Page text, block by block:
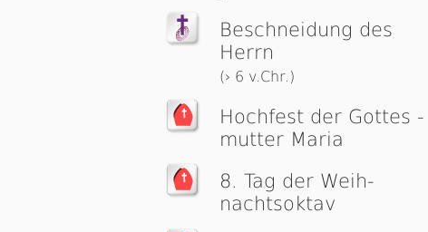
Beschneidung des
Herrn
(› 6 v.Chr.)
Hochfest der Got­tes ­
mutter Maria
8. Tag der Weih­
nachts­ok­tav